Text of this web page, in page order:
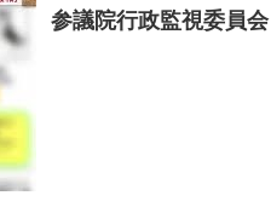
参議院行政監視委員会